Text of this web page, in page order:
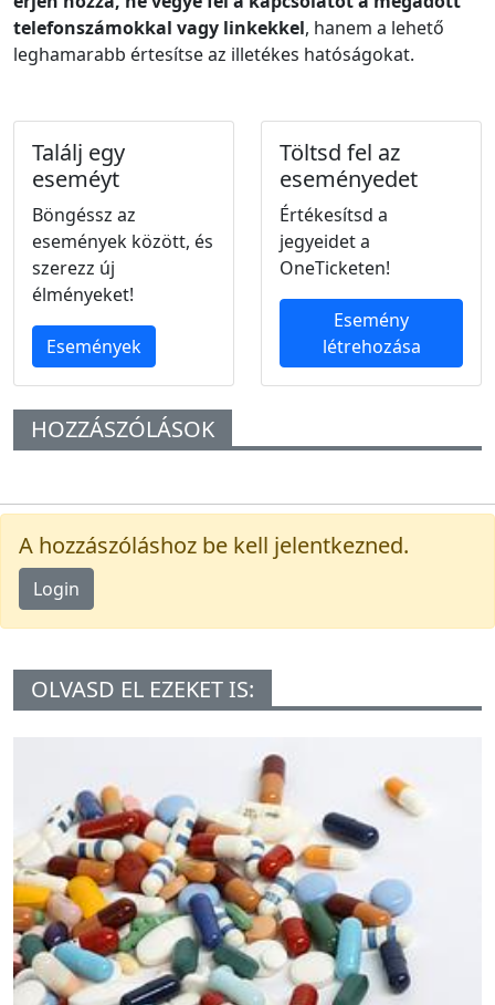
telefonszámokkal vagy linkekkel, hanem a lehető
leghamarabb értesítse az illetékes hatóságokat.
Találj egy
eseméyt
Böngéssz az
események között, és
szerezz új
élményeket!
Események
Töltsd fel az
eseményedet
Értékesítsd a
jegyeidet a
OneTicketen!
Esemény
létrehozása
HOZZÁSZÓLÁSOK
A hozzászóláshoz be kell jelentkezned.
Login
OLVASD EL EZEKET IS: